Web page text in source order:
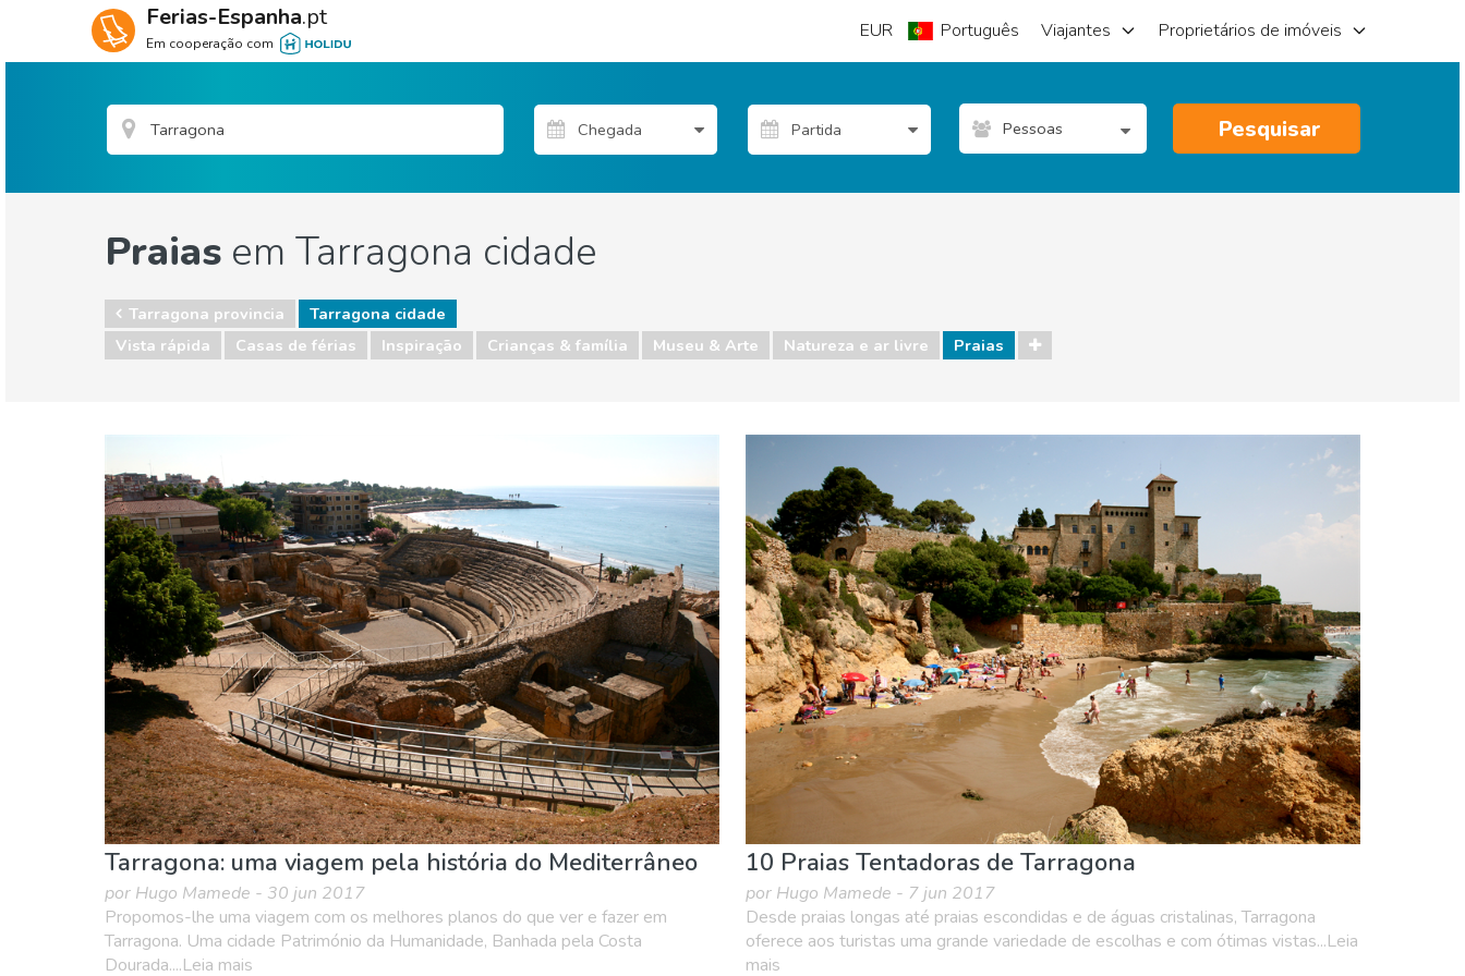
Ferias-Espanha.pt
Em cooperação com
EUR Português Viajantes Proprietários de imóveis
Pessoas Pesquisar
Praias em Tarragona cidade
Tarragona provincia
Tarragona cidade
Vista rápida
Casas de férias Inspiração Crianças & família Museu & Arte Natureza e ar livre Praias
Tarragona: uma viagem pela história do Mediterrâneo
por Hugo Mamede - 30 jun 2017
Propomos-lhe uma viagem com os melhores planos do que ver e fazer em
Tarragona. Uma cidade Património da Humanidade, Banhada pela Costa
Dourada....Leia mais
10 Praias Tentadoras de Tarragona
por Hugo Mamede - 7 jun 2017
Desde praias longas até praias escondidas e de águas cristalinas, Tarragona
oferece aos turistas uma grande variedade de escolhas e com ótimas vistas...Leia
mais